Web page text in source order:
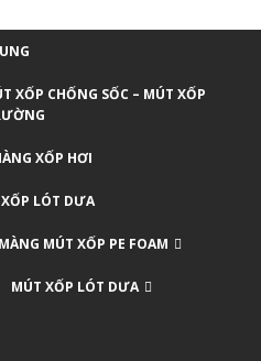
XỐP CHỐNG SỐC – MÚT XỐP
XỐP HƠI
LÓT DƯA
MÀNG MÚT XỐP PE FOAM
MÚT XỐP LÓT DƯA